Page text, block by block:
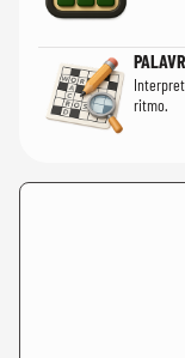
ritmo.